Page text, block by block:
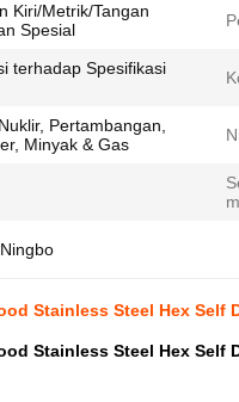
Kiri/Metrik/Tangan
Spesial
terhadap Spesifikasi
Pertambangan,
Minyak & Gas
Stainless Steel Hex
Stainless Steel Hex Self